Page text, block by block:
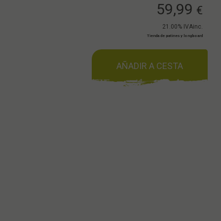
59,99 €
21.00% IVAinc.
Tienda de patines y longboard
AÑADIR A CESTA